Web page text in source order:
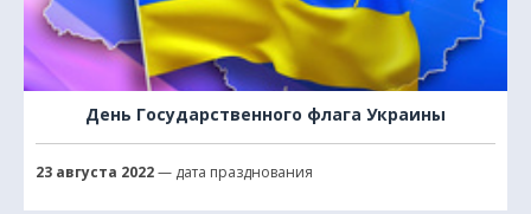
День Государственного флага Украины
23 августа 2022— дата празднования